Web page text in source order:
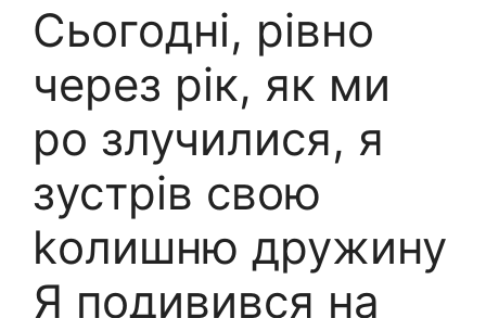
Сьогодні, рівно
через рік, як ми
ро злучилися, я
зустрів свою
kолишню дружину
Я подивився на